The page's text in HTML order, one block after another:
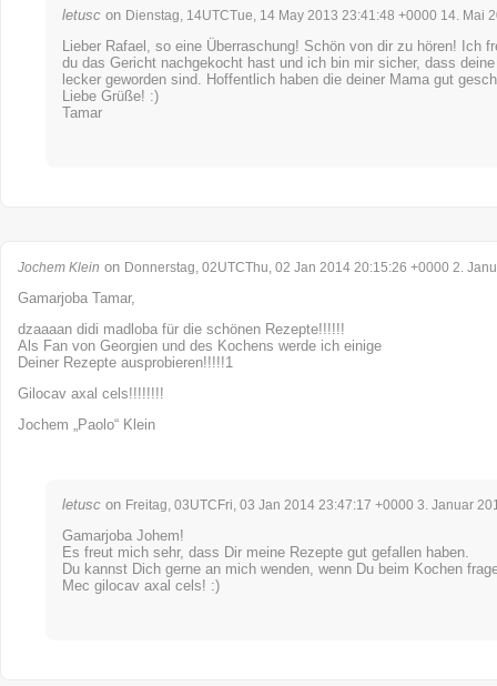
letusc on Dienstag, 14UTCTue, 14 May 2013 23:41:48 +0000 14. Mai
Lieber Rafael, so eine Überraschung! Schön von dir zu hören! Ich
du das Gericht nachgekocht hast und ich bin mir sicher, dass
lecker geworden sind. Hoffentlich haben die deiner Mama gut
Liebe Grüße! :)
Tamar
Jochem Klein on Donnerstag, 02UTCThu, 02 Jan 2014 20:15:26 +0000 2.
Gamarjoba Tamar,
dzaaaan didi madloba für die schönen Rezepte!!!!!!
Als Fan von Georgien und des Kochens werde ich einige
Deiner Rezepte ausprobieren!!!!!1
Gilocav axal cels!!!!!!!!
Jochem „Paolo“ Klein
letusc on Freitag, 03UTCFri, 03 Jan 2014 23:47:17 +0000 3. Januar
Gamarjoba Johem!
Es freut mich sehr, dass Dir meine Rezepte gut gefallen haben.
Du kannst Dich gerne an mich wenden, wenn Du beim Kochen
Mec gilocav axal cels! :)